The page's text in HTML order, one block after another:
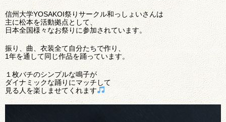
信州大学YOSAKOI祭りサークル和っしょいさんは
主に松本を活動拠点として、
日本全国様々なお祭りに参加されています。
振り、曲、衣装全て自分たちで作り、
1年を通して同じ作品を踊っています。
１枚バチのシンプルな鳴子が
ダイナミックな踊りにマッチして
見る人を楽しませてくれます